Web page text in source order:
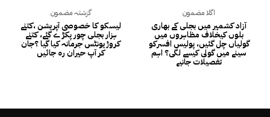
گزشتہ مضمون
لیسکو کا خصوصی آپریشن ،کتنے
ہزار بجلی چور پکڑ ے گئے، کتنے
کروڑ یونٹس جرمانہ کیا گیا ؟جان
کر آپ حیران رہ جائیں
اگلا مضمون
آزاد کشمیر میں بجلی کے بھاری
بلوں کیخلاف مظاہروں میں
گولیاں چل گئیں، پولیس افسرکو
سینے میں گولی کیسے لگی؟ اہم
تفصیلات جانیے